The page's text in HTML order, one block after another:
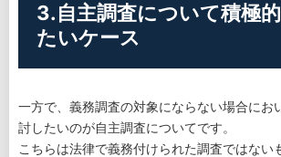
3.自主調査について積極
たいケース
一方で、義務調査の対象にならない場合にお
討したいのが自主調査についてです。
こちらは法律で義務付けられた調査ではない